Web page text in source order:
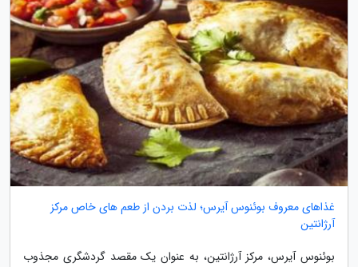
غذاهای معروف بوئنوس آیرس؛ لذت بردن از طعم های خاص مرکز
آرژانتین
بوئنوس آیرس، مرکز آرژانتین، به عنوان یک مقصد گردشگری مجذوب